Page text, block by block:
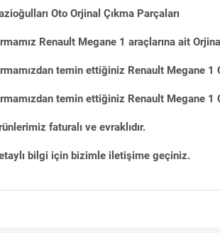
Oto Orjinal Çıkma Parçaları
Renault Megane 1 araçlarına ait
temin ettiğiniz Renault Megane 1
temin ettiğiniz Renault Megane 1
faturalı ve evraklıdır.
bilgi için bizimle iletişime geçiniz.